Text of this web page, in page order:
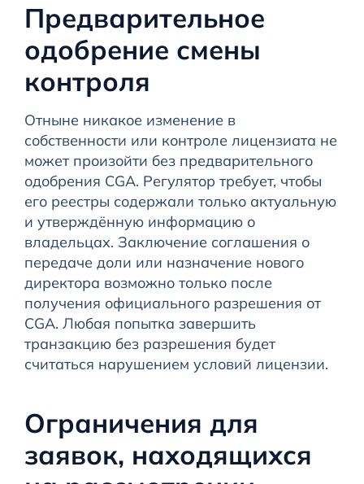
Предварительное
одобрение смены
контроля
Отныне никакое изменение в
собственности или контроле лицензиата не
может произойти без предварительного
одобрения CGA. Регулятор требует, чтобы
его реестры содержали только актуальную
и утверждённую информацию о
владельцах. Заключение соглашения о
передаче доли или назначение нового
директора возможно только после
получения официального разрешения от
CGA. Любая попытка завершить
транзакцию без разрешения будет
считаться нарушением условий лицензии.
Ограничения для
заявок, находящихся